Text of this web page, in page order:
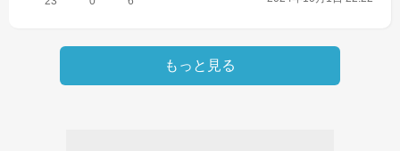
もっと見る